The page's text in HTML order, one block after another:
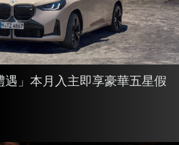
遇」本月入主即享豪華五星假